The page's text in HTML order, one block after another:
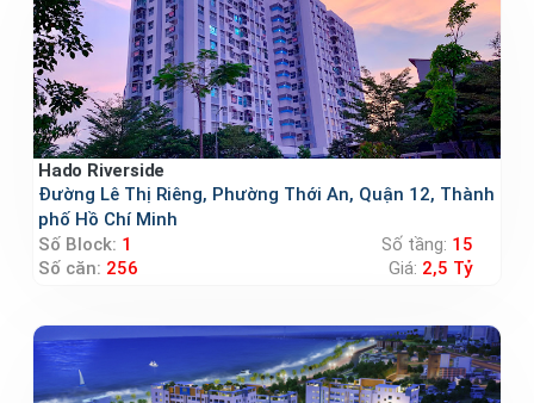
Hado Riverside
Đường Lê Thị Riêng, Phường Thới An, Quận 12, Thành
phố Hồ Chí Minh
Số Block: 1 Số tầng: 15
Số căn: 256 Giá: 2,5 Tỷ